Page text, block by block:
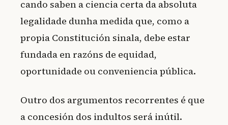
cando saben a ciencia certa da absoluta
legalidade dunha medida que, como a
propia Constitución sinala, debe estar
fundada en razóns de equidad,
oportunidade ou conveniencia pública.
Outro dos argumentos recorrentes é que
a concesión dos indultos será inútil.